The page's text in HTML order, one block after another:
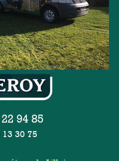
94 85
13 30 75